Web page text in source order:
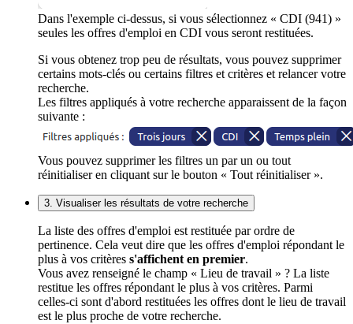
Dans l'exemple ci-dessus, si vous sélectionnez « CDI (941) »
seules les offres d'emploi en CDI vous seront restituées.
Si vous obtenez trop peu de résultats, vous pouvez supprimer
certains mots-clés ou certains filtres et critères et relancer votre
recherche.
Les filtres appliqués à votre recherche apparaissent de la façon
suivante :
Vous pouvez supprimer les filtres un par un ou tout
réinitialiser en cliquant sur le bouton « Tout réinitialiser ».
3. Visualiser les résultats de votre recherche
La liste des offres d'emploi est restituée par ordre de
pertinence. Cela veut dire que les offres d'emploi répondant le
plus à vos critères s'affichent en premier.
Vous avez renseigné le champ « Lieu de travail » ? La liste
restitue les offres répondant le plus à vos critères. Parmi
celles-ci sont d'abord restituées les offres dont le lieu de travail
est le plus proche de votre recherche.